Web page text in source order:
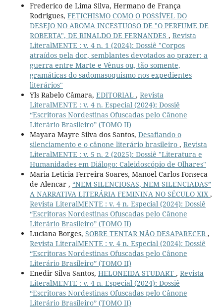
Frederico de Lima Silva, Hermano de França
Rodrigues, FETICHISMO COMO O POSSÍVEL DO
DESEJO NO AROMA INCESTUOSO DE "O PERFUME DE
ROBERTA", DE RINALDO DE FERNANDES , Revista
LiteralMENTE : v. 4 n. 1 (2024): Dossiê "Corpos
atraídos pela dor, semblantes devotados ao prazer: a
guerra entre Marte e Vênus ou, tão somente,
gramáticas do sadomasoquismo nos expedientes
literários"
Yls Rabelo Câmara, EDITORIAL , Revista
LiteralMENTE : v. 4 n. Especial (2024): Dossiê
“Escritoras Nordestinas Ofuscadas pelo Cânone
Literário Brasileiro” (TOMO II)
Mayara Mayre Silva dos Santos, Desafiando o
silenciamento e o cânone literário brasileiro , Revista
LiteralMENTE : v. 5 n. 2 (2025): Dossiê "Literatura e
Humanidades em Diálogo: Caleidoscópio de Olhares"
Maria Leticia Ferreira Soares, Manoel Carlos Fonseca
de Alencar , “NEM SILENCIOSAS, NEM SILENCIADAS”
A NARRATIVA LITERÁRIA FEMININA NO SÉCULO XIX ,
Revista LiteralMENTE : v. 4 n. Especial (2024): Dossiê
“Escritoras Nordestinas Ofuscadas pelo Cânone
Literário Brasileiro” (TOMO II)
Luciana Borges, SOBRE TENTAR NÃO DESAPARECER ,
Revista LiteralMENTE : v. 4 n. Especial (2024): Dossiê
“Escritoras Nordestinas Ofuscadas pelo Cânone
Literário Brasileiro” (TOMO II)
Enedir Silva Santos, HELONEIDA STUDART , Revista
LiteralMENTE : v. 4 n. Especial (2024): Dossiê
“Escritoras Nordestinas Ofuscadas pelo Cânone
Literário Brasileiro” (TOMO II)